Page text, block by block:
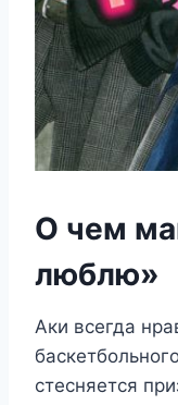
О чем
люблю»
Аки всегда
стесняется